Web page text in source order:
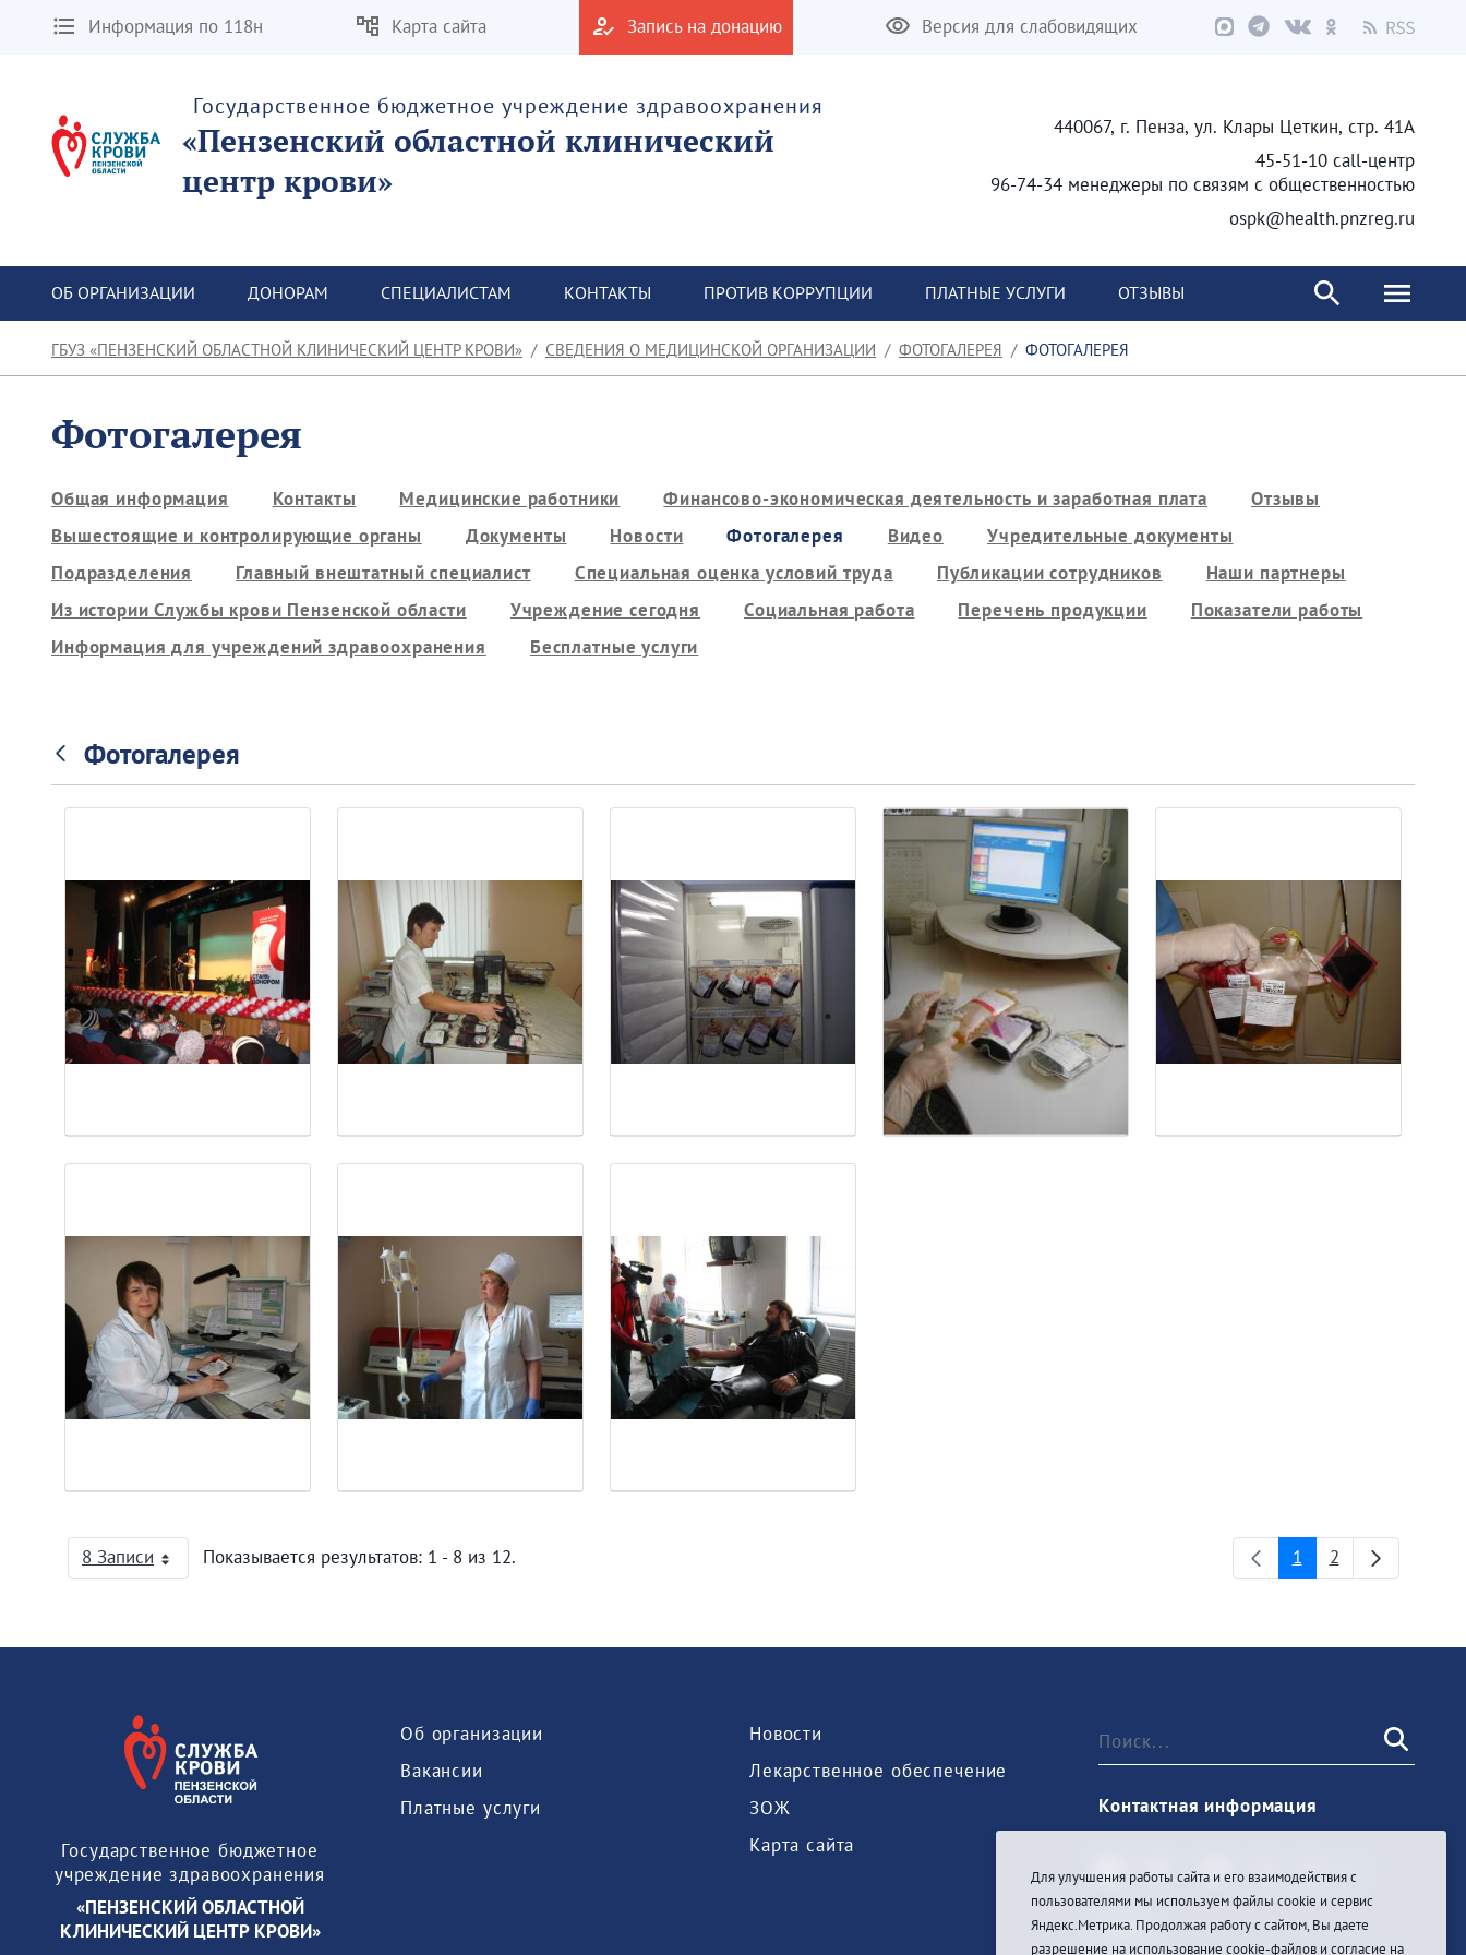
Информация по 118н Карта сайта Запись на донацию Версия для слабовидящих
Государственное бюджетное учреждение здравоохранения
«Пензенский областной клинический
центр крови»
440067, г. Пенза, ул. Клары Цеткин, стр. 41А
45-51-10 call-центр
96-74-34 менеджеры по связям с общественностью
ospk@health.pnzreg.ru
ОБ ОРГАНИЗАЦИИ ДОНОРАМ СПЕЦИАЛИСТАМ КОНТАКТЫ ПРОТИВ КОРРУПЦИИ ПЛАТНЫЕ УСЛУГИ ОТЗЫВЫ
ГБУЗ «ПЕНЗЕНСКИЙ ОБЛАСТНОЙ КЛИНИЧЕСКИЙ ЦЕНТР КРОВИ» СВЕДЕНИЯ О МЕДИЦИНСКОЙ ОРГАНИЗАЦИИ ФОТОГАЛЕРЕЯ ФОТОГАЛЕРЕЯ
Фотогалерея
Общая информация Контакты Медицинские работники Финансово-экономическая деятельность и заработная плата
Отзывы
Вышестоящие и контролирующие органы
Документы Новости Фотогалерея Видео
Учредительные документы
Подразделения
Главный внештатный специалист Специальная оценка условий труда Публикации сотрудников
Наши партнеры
Из истории Службы крови Пензенской области
Учреждение сегодня Социальная работа Перечень продукции
Показатели работы
Информация для учреждений здравоохранения
Бесплатные услуги
Фотогалерея
8 ЗаписиНа страницуПоказывается результатов: 1 - 8 из 12. Страница
1 Страница
2
Государственное бюджетное
учреждение здравоохранения
«ПЕНЗЕНСКИЙ ОБЛАСТНОЙ
КЛИНИЧЕСКИЙ ЦЕНТР КРОВИ»
Об организации
Вакансии
Платные услуги
Новости
Лекарственное обеспечение
ЗОЖ
Карта сайта
Контактная информация
Войти
Для улучшения работы сайта и его взаимодействия с
пользователями мы используем файлы cookie и сервис
Яндекс.Метрика. Продолжая работу с сайтом, Вы даете
разрешение на использование cookie-файлов и согласие на